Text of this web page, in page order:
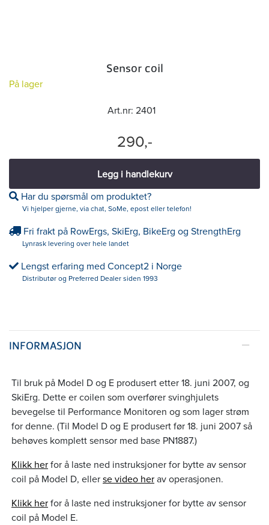
Sensor coil
På lager
Art.nr: 2401
290,-
Legg i handlekurv
Har du spørsmål om produktet?
Vi hjelper gjerne, via chat, SoMe, epost eller telefon!
Fri frakt på RowErgs, SkiErg, BikeErg og StrengthErg
Lynrask levering over hele landet
Lengst erfaring med Concept2 i Norge
Distributør og Preferred Dealer siden 1993
INFORMASJON
Til bruk på Model D og E produsert etter 18. juni 2007, og
SkiErg. Dette er coilen som overfører svinghjulets
bevegelse til Performance Monitoren og som lager strøm
for denne. (Til Model D og E produsert før 18. juni 2007 så
behøves komplett sensor med base PN1887.)
Klikk herfor å laste ned instruksjoner for bytte av sensor
coil på Model D, ellerse video herav operasjonen.
Klikk herfor å laste ned instruksjoner for bytte av sensor
coil på Model E.